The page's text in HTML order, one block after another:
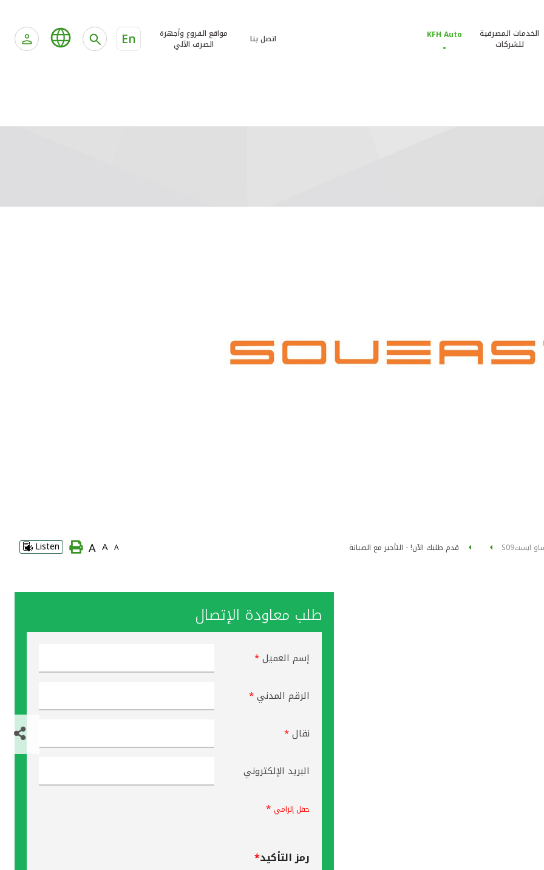
الخدمات المصرفية
للشركات
KFH Auto اتصل بنا
مواقع الفروع وأجهزة
الصرف الآلي
En
ايستS09 قدم طلبك الآن! - التأجير مع الصيانة A
A
A
Listen
طلب معاودة الإتصال
إسم العميل*
الرقم المدني*
نقال*
البريد الإلكتروني
حقل إلزامي *
رمز التأكيد*